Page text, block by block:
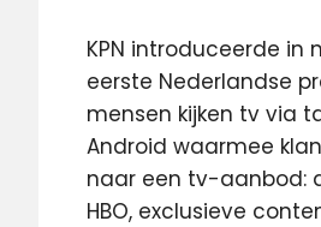
KPN introduceerde in
eerste Nederlandse
mensen kijken tv via
Android waarmee
naar een tv-aanbod:
HBO, exclusieve